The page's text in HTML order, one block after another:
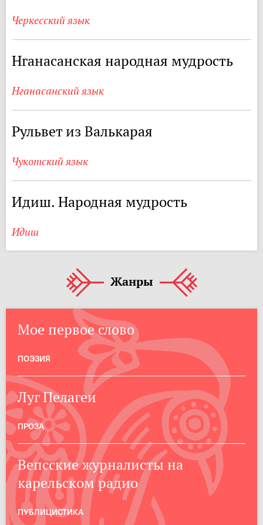
Черкесский язык
Нганасанская народная мудрость
Нганасанский язык
Рульвет из Валькарая
Чукотский язык
Идиш. Народная мудрость
Идиш
Жанры
Мое первое слово
ПОЭЗИЯ
Луг Пелагеи
ПРОЗА
Вепсские журналисты на
карельском радио
ПУБЛИЦИСТИКА